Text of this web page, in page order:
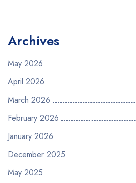
Archives
May 2026
April 2026
March 2026
February 2026
January 2026
December 2025
May 2025